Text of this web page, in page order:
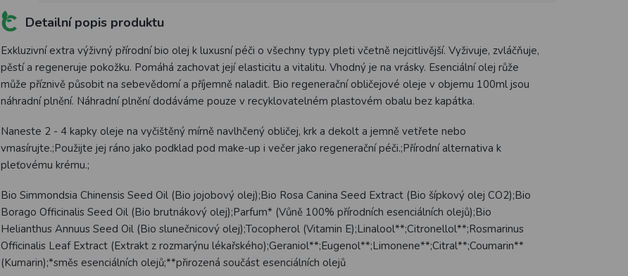
Detailní popis produktu
Exkluzivní extra výživný přírodní bio olej k luxusní péči o všechny typy pleti včetně nejcitlivější. Vyživuje, zvláčňuje,
pěstí a regeneruje pokožku. Pomáhá zachovat její elasticitu a vitalitu. Vhodný je na vrásky. Esenciální olej růže
může příznivě působit na sebevědomí a příjemně naladit. Bio regenerační obličejové oleje v objemu 100ml jsou
náhradní plnění. Náhradní plnění dodáváme pouze v recyklovatelném plastovém obalu bez kapátka.
Naneste 2 - 4 kapky oleje na vyčištěný mírně navlhčený obličej, krk a dekolt a jemně vetřete nebo
vmasírujte.;Použijte jej ráno jako podklad pod make-up i večer jako regenerační péči.;Přírodní alternativa k
pleťovému krému.;
Bio Simmondsia Chinensis Seed Oil (Bio jojobový olej);Bio Rosa Canina Seed Extract (Bio šípkový olej CO2);Bio
Borago Officinalis Seed Oil (Bio brutnákový olej);Parfum* (Vůně 100% přírodních esenciálních olejů);Bio
Helianthus Annuus Seed Oil (Bio slunečnicový olej);Tocopherol (Vitamin E);Linalool**;Citronellol**;Rosmarinus
Officinalis Leaf Extract (Extrakt z rozmarýnu lékařského);Geraniol**;Eugenol**;Limonene**;Citral**;Coumarin**
(Kumarin);*směs esenciálních olejů;**přirozená součást esenciálních olejů